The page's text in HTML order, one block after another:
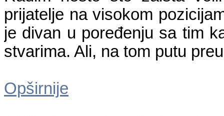
prijatelje na visokom
je divan u poređenju sa tim
stvarima. Ali, na tom putu
Opširnije